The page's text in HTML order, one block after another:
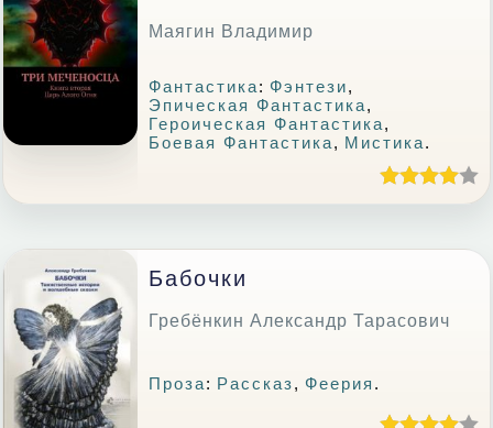
Маягин Владимир
Фантастика: Фэнтези,
Эпическая Фантастика,
Героическая Фантастика,
Боевая Фантастика, Мистика.
Бабочки
Гребёнкин Александр Тарасович
Проза: Рассказ, Феерия .